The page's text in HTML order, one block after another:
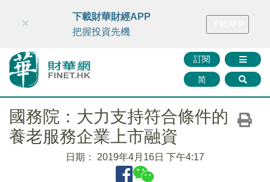
財華智庫網 FINTV FINMETA 財華證券 媒體矩陣
訂閱
简
×
下載財華財經APP
把握投資先機
國務院：大力支持符合條件的
養老服務企業上市融資
日期： 2019年4月16日 下午4:17